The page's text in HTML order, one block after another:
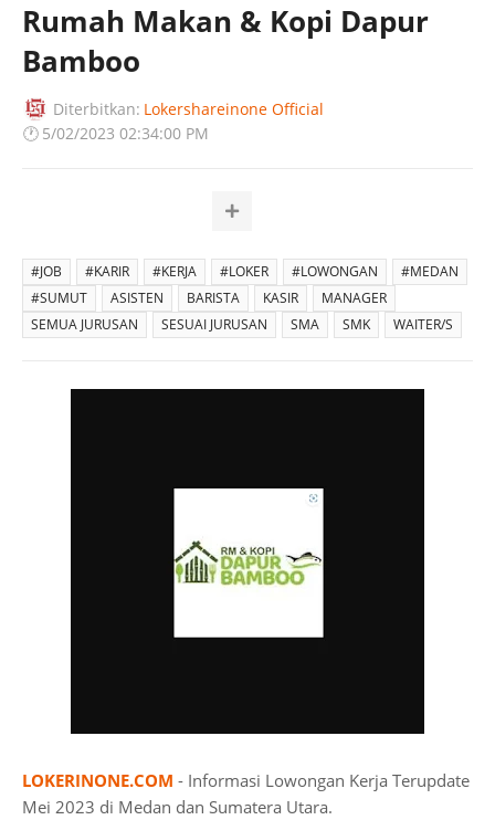
Rumah Makan & Kopi Dapur
Bamboo
Diterbitkan: Lokershareinone Official
🕐 5/02/2023 02:34:00 PM
#JOB #KARIR #KERJA #LOKER #LOWONGAN
#MEDAN
#SUMUT
ASISTEN BARISTA KASIR
MANAGER
SEMUA JURUSAN
SESUAI JURUSAN SMA SMK WAITER/S
LOKERINONE.COM - Informasi Lowongan Kerja Terupdate
Mei 2023 di Medan dan Sumatera Utara.